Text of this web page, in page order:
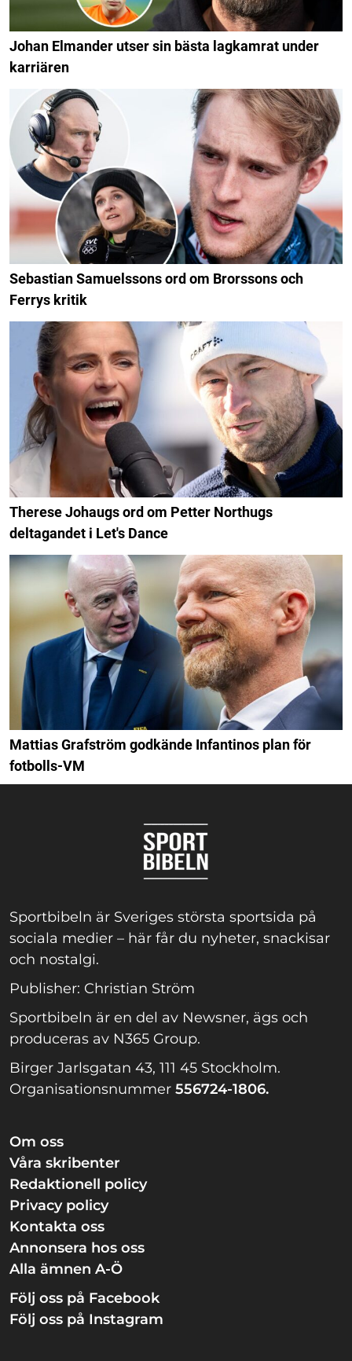
Johan Elmander utser sin bästa lagkamrat under
karriären
Sebastian Samuelssons ord om Brorssons och
Ferrys kritik
Therese Johaugs ord om Petter Northugs
deltagandet i Let's Dance
Mattias Grafström godkände Infantinos plan för
fotbolls-VM
Sportbibeln är Sveriges största sportsida på
sociala medier – här får du nyheter, snackisar
och nostalgi.
Publisher: Christian Ström
Sportbibeln är en del av Newsner, ägs och
produceras av N365 Group.
Birger Jarlsgatan 43, 111 45 Stockholm.
Organisationsnummer 556724-1806.
Om oss
Våra skribenter
Redaktionell policy
Privacy policy
Kontakta oss
Annonsera hos oss
Alla ämnen A-Ö
Följ oss på Facebook
Följ oss på Instagram